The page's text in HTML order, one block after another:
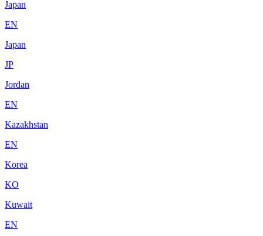
Japan
EN
Japan
JP
Jordan
EN
Kazakhstan
EN
Korea
KO
Kuwait
EN